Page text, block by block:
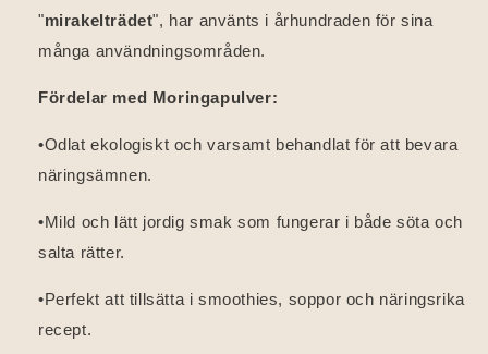
"mirakelträdet", har använts i århundraden för sina
många användningsområden.
Fördelar med Moringapulver:
•Odlat ekologiskt och varsamt behandlat för att bevara
näringsämnen.
•Mild och lätt jordig smak som fungerar i både söta och
salta rätter.
•Perfekt att tillsätta i smoothies, soppor och näringsrika
recept.